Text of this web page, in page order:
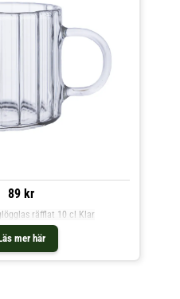
89 kr
mer här
räfflat 10 cl Klar